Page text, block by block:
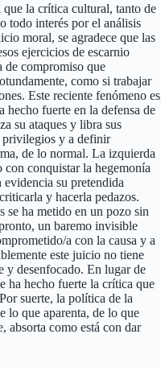
la crítica cultural, tanto de
todo interés por el análisis
moral, se agradece que las
ejercicios de escarnio
de compromiso que
como si trabajar
Este reciente fenómeno es
hecho fuerte en la defensa de
su ataques y libra sus
privilegios y a definir
de lo normal. La izquierda
con conquistar la hegemonía
su pretendida
y hacerla pedazos.
se ha metido en un pozo sin
un baremo invisible
a con la causa y a
este juicio no tiene
y desenfocado. En lugar de
ha hecho fuerte la crítica que
suerte, la política de la
lo que aparenta, de lo que
absorta como está con dar